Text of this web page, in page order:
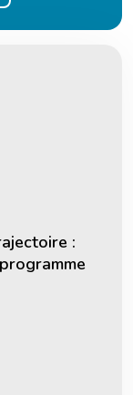
: